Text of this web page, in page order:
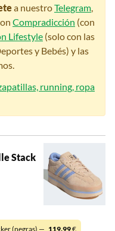
a nuestroTelegram,
Compradicción (con
Lifestyle (solo con las
y Bebés) y las
running, ropa
Stack
(negras) — 119,99€